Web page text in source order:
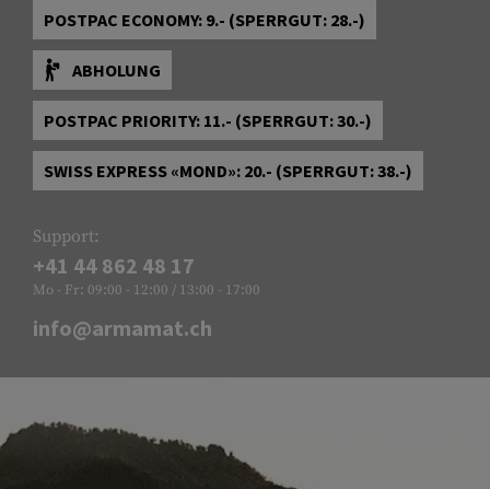
POSTPAC ECONOMY: 9.- (SPERRGUT: 28.-)
ABHOLUNG
POSTPAC PRIORITY: 11.- (SPERRGUT: 30.-)
SWISS EXPRESS «MOND»: 20.- (SPERRGUT: 38.-)
Support:
+41 44 862 48 17
Mo - Fr: 09:00 - 12:00 / 13:00 - 17:00
info@armamat.ch